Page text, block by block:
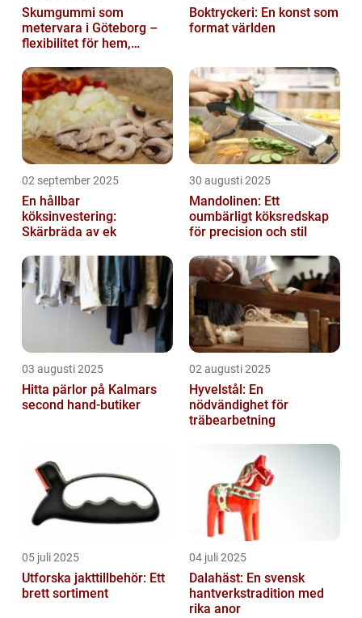
Skumgummi som
metervara i Göteborg –
flexibilitet för hem,
Boktryckeri: En konst som
format världen
02 september 2025
En hållbar
köksinvestering:
Skärbräda av ek
30 augusti 2025
Mandolinen: Ett
oumbärligt köksredskap
för precision och stil
03 augusti 2025
Hitta pärlor på Kalmars
second hand-butiker
02 augusti 2025
Hyvelstål: En
nödvändighet för
träbearbetning
05 juli 2025
Utforska jakttillbehör: Ett
brett sortiment
04 juli 2025
Dalahäst: En svensk
hantverkstradition med
rika anor